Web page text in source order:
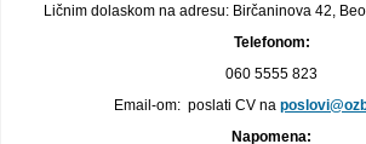
Ličnim dolaskom na adresu: Birčaninova 42,
Telefonom:
060 5555 823
Email-om: poslati CV na
Napomena: